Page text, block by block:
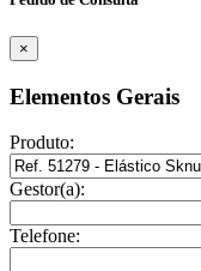
×
Elementos Gerais
Produto:
Gestor(a):
Telefone: